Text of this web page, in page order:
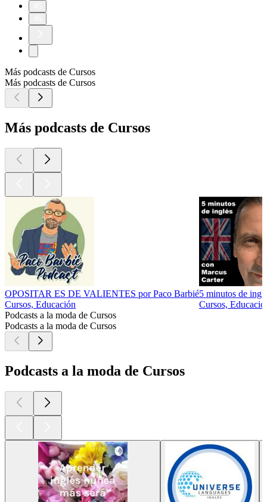
Más podcasts de Cursos
Más podcasts de Cursos
Más podcasts de Cursos
OPOSITAR ES DE VALIENTES por Paco Barbié
Cursos, Educación
5 minutos de
Cursos,
Podcasts a la moda de Cursos
Podcasts a la moda de Cursos
Podcasts a la moda de Cursos